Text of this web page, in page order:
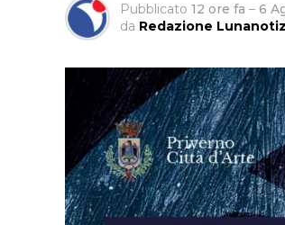
Pubblicato 12 ore fa – 6
da Redazione